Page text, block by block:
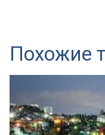
Похожие